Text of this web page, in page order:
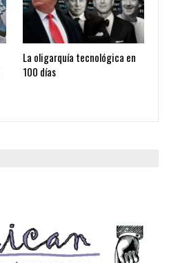
La oligarquía tecnológica en
100 días